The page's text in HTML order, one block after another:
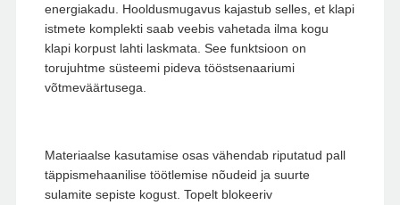
energiakadu. Hooldusmugavus kajastub selles, et klapi
istmete komplekti saab veebis vahetada ilma kogu
klapi korpust lahti laskmata. See funktsioon on
torujuhtme süsteemi pideva tööstsenaariumi
võtmeväärtusega.
Materiaalse kasutamise osas vähendab riputatud pall
täppismehaanilise töötlemise nõudeid ja suurte
sulamite sepiste kogust. Topelt blokeeriv